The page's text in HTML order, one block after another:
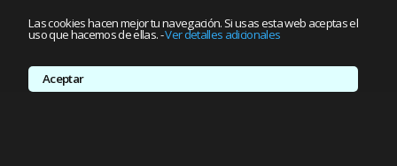
Las cookies hacen mejor tu navegación. Si usas esta web aceptas el
uso que hacemos de ellas.-Ver detalles adicionales
Aceptar